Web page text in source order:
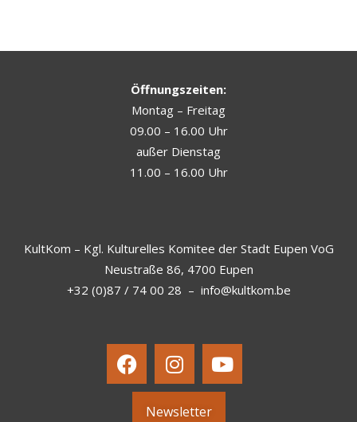
Öffnungszeiten:
Montag – Freitag
09.00 – 16.00 Uhr
außer Dienstag
11.00 – 16.00 Uhr
KultKom – Kgl. Kulturelles Komitee der Stadt Eupen VoG
Neustraße 86, 4700 Eupen
+32 (0)87 / 74 00 28 – info@kultkom.be
Newsletter